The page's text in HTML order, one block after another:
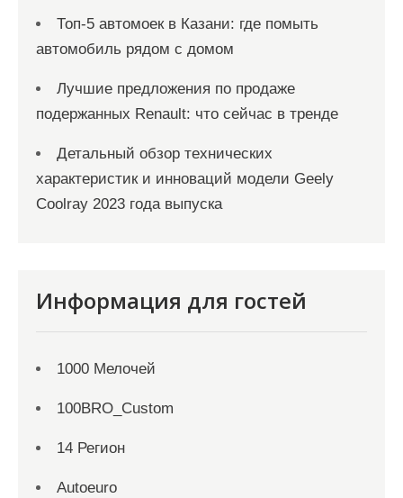
Топ-5 автомоек в Казани: где помыть
автомобиль рядом с домом
Лучшие предложения по продаже
подержанных Renault: что сейчас в тренде
Детальный обзор технических
характеристик и инноваций модели Geely
Coolray 2023 года выпуска
Информация для гостей
1000 Мелочей
100BRO_Custom
14 Регион
Autoeuro